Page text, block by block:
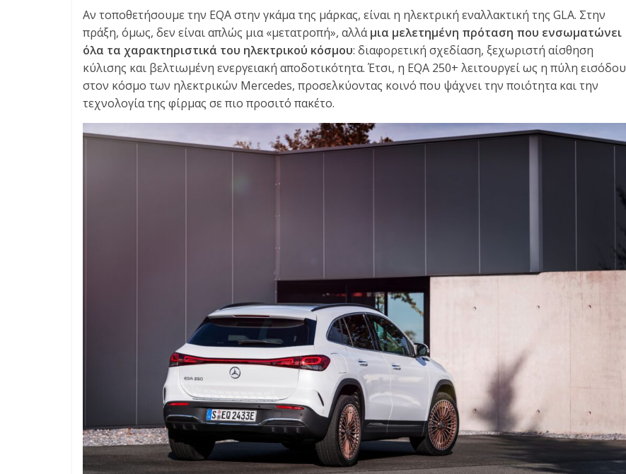
Αν τοποθετήσουμε την EQA στην γκάμα της μάρκας, είναι η ηλεκτρική εναλλακτική της GLA. Στην
πράξη, όμως, δεν είναι απλώς μια «μετατροπή», αλλάμια μελετημένη πρόταση που ενσωματώνει
όλα τα χαρακτηριστικά του ηλεκτρικού κόσμου: διαφορετική σχεδίαση, ξεχωριστή αίσθηση
κύλισης και βελτιωμένη ενεργειακή αποδοτικότητα. Έτσι, η EQA 250+ λειτουργεί ως η πύλη εισόδου
στον κόσμο των ηλεκτρικών Mercedes, προσελκύοντας κοινό που ψάχνει την ποιότητα και την
τεχνολογία της φίρμας σε πιο προσιτό πακέτο.